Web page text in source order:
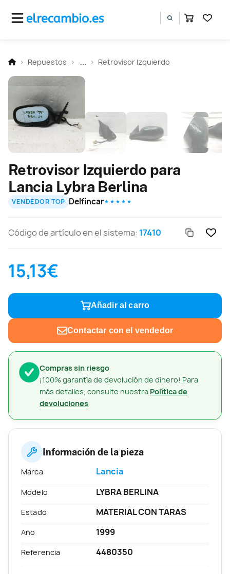
Repuestos Retrovisor Izquierdo
Compras sin riesgo
¡100% garantía de devolución de dinero! Para
más detalles, consulte nuestra Política de
devoluciones
Retrovisor Izquierdo para
Lancia Lybra Berlina
VENDEDOR TOP Delfincar★ ★ ★ ★ ★
Código de artículo en el sistema: 17410
15,13€
Añadir al carro
Contactar con el vendedor
Información de la pieza
Marca Lancia
Modelo LYBRA BERLINA
Estado MATERIAL CON TARAS
Año 1999
Referencia 4480350